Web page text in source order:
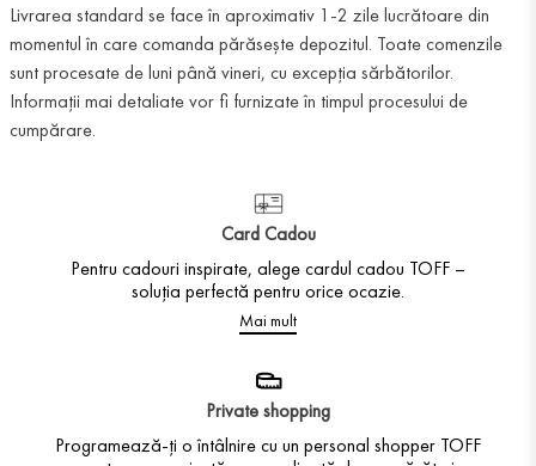
Livrarea standard se face în aproximativ 1-2 zile lucrătoare din
momentul în care comanda părăsește depozitul. Toate comenzile
sunt procesate de luni până vineri, cu excepția sărbătorilor.
Informații mai detaliate vor fi furnizate în timpul procesului de
cumpărare.
Card Cadou
Pentru cadouri inspirate, alege cardul cadou TOFF –
soluția perfectă pentru orice ocazie.
Mai mult
Private shopping
Programează-ți o întâlnire cu un personal shopper TOFF